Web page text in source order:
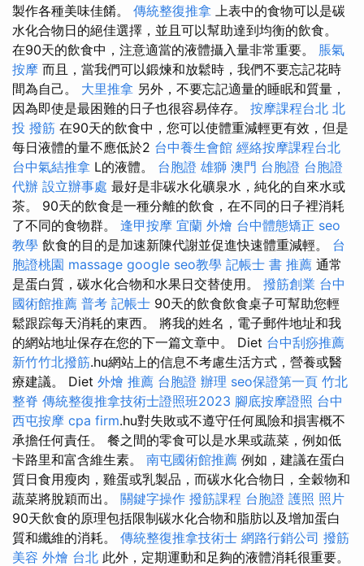
製作各種美味佳餚。 傳統整復推拿 上表中的食物可以是碳
水化合物日的絕佳選擇，並且可以幫助達到均衡的飲食。
在90天的飲食中，注意適當的液體攝入量非常重要。 脹氣
按摩 而且，當我們可以鍛煉和放鬆時，我們不要忘記花時
間為自己。 大里推拿 另外，不要忘記適量的睡眠和質量，
因為即使是最困難的日子也很容易倖存。 按摩課程台北 北
投 撥筋 在90天的飲食中，您可以使體重減輕更有效，但是
每日液體的量不應低於2 台中養生會館 經絡按摩課程台北
台中氣結推拿 L的液體。 台胞證 雄獅 澳門 台胞證 台胞證
代辦 設立辦事處 最好是非碳水化礦泉水，純化的自來水或
茶。 90天的飲食是一種分離的飲食，在不同的日子裡消耗
了不同的食物群。 逢甲按摩 宜蘭 外燴 台中體態矯正 seo
教學 飲食的目的是加速新陳代謝並促進快速體重減輕。 台
胞證桃園 massage google seo教學 記帳士 書 推薦 通常
是蛋白質，碳水化合物和水果日交替使用。 撥筋創業 台中
國術館推薦 普考 記帳士 90天的飲食飲食桌子可幫助您輕
鬆跟踪每天消耗的東西。 將我的姓名，電子郵件地址和我
的網站地址保存在您的下一篇文章中。 Diet 台中刮痧推薦
新竹竹北撥筋.hu網站上的信息不考慮生活方式，營養或醫
療建議。 Diet 外燴 推薦 台胞證 辦理 seo保證第一頁 竹北
整脊 傳統整復推拿技術士證照班2023 腳底按摩證照 台中
西屯按摩 cpa firm.hu對失敗或不遵守任何風險和損害概不
承擔任何責任。 餐之間的零食可以是水果或蔬菜，例如低
卡路里和富含維生素。 南屯國術館推薦 例如，建議在蛋白
質日食用瘦肉，雞蛋或乳製品，而碳水化合物日，全穀物和
蔬菜將脫穎而出。 關鍵字操作 撥筋課程 台胞證 護照 照片
90天飲食的原理包括限制碳水化合物和脂肪以及增加蛋白
質和纖維的消耗。 傳統整復推拿技術士 網路行銷公司 撥筋
美容 外燴 台北 此外，定期運動和足夠的液體消耗很重要。